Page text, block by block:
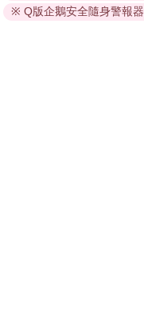
依據「消費者保護法
※ Q版企鵝安全隨身警報